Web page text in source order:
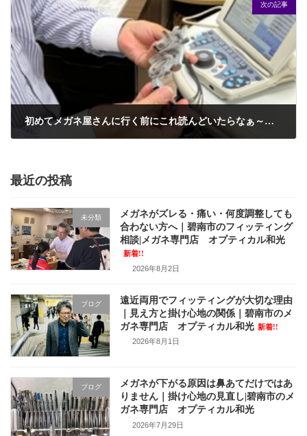
次の記事
初めてメガネ屋さんに行く前にこれ読んどいたらなぁ～んも怖い事ないで！（前編）
最近の投稿
未分類
メガネがズレる・痛い・何度調整しても
合わない方へ｜碧南市のフィッティング
相談|メガネ専門店 オプティカル和光
新着!!
2026年8月2日
ブログ
遠近両用でフィッティングが大切な理由
｜見え方と掛け心地の関係｜碧南市のメ
ガネ専門店 オプティカル和光 新着!!
2026年8月1日
ブログ
メガネが下がる原因は鼻あてだけではあ
りません｜掛け心地の見直し|碧南市のメ
ガネ専門店 オプティカル和光
2026年7月29日